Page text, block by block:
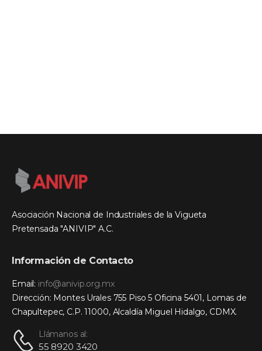
Asociación Nacional de Industriales de la Vigueta
Pretensada "ANIVIP" A.C.
Información de Contacto
Email: info@anivip.org.mx
Dirección: Montes Urales 755 Piso 5 Oficina 5401, Lomas de
Chapultepec, C.P. 11000, Alcaldía Miguel Hidalgo, CDMX.
Llámanos al:
55 8920 3420